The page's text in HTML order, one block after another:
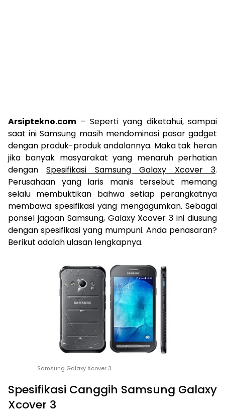
Arsiptekno.com – Seperti yang diketahui, sampai
saat ini Samsung masih mendominasi pasar gadget
dengan produk-produk andalannya. Maka tak heran
jika banyak masyarakat yang menaruh perhatian
denganSpesifikasi Samsung Galaxy Xcover 3.
Perusahaan yang laris manis tersebut memang
selalu membuktikan bahwa setiap perangkatnya
membawa spesifikasi yang mengagumkan. Sebagai
ponsel jagoan Samsung, Galaxy Xcover 3 ini diusung
dengan spesifikasi yang mumpuni. Anda penasaran?
Berikut adalah ulasan lengkapnya.
Samsung Galaxy Xcover 3
Spesifikasi Canggih Samsung Galaxy
Xcover 3